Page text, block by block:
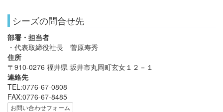
シーズの問合せ先
部署・担当者
・代表取締役社長 菅原寿秀
住所
〒910-0276 福井県 坂井市丸岡町玄女１２－１
連絡先
TEL:0776-67-0808
FAX:0776-67-8485
お問い合わせフォーム